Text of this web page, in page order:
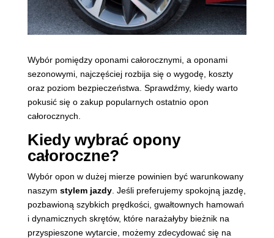
Wybór pomiędzy oponami całorocznymi, a oponami
sezonowymi, najczęściej rozbija się o wygodę, koszty
oraz poziom bezpieczeństwa. Sprawdźmy, kiedy warto
pokusić się o zakup popularnych ostatnio opon
całorocznych.
Kiedy wybrać opony
całoroczne?
Wybór opon w dużej mierze powinien być warunkowany
naszym stylem jazdy. Jeśli preferujemy spokojną jazdę,
pozbawioną szybkich prędkości, gwałtownych hamowań
i dynamicznych skrętów, które narażałyby bieżnik na
przyspieszone wytarcie, możemy zdecydować się na